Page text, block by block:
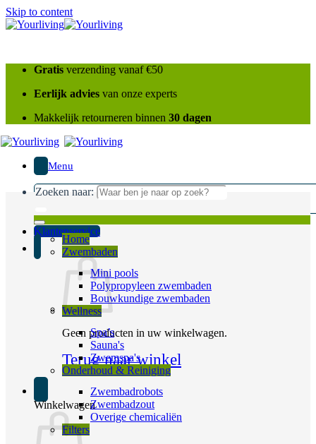
Skip to content
Gratis verzending vanaf €50
Eerlijk advies van onze experts
Makkelijk retourneren binnen 30 dagen
Menu
Zoeken naar:
Klantenservice
Geen producten in uw winkelwagen.
Terug naar winkel
Winkelwagen
Home
Zwembaden
Mini pools
Polypropyleen zwembaden
Bouwkundige zwembaden
Wellness
Spa’s
Sauna's
Zwemspa's
Onderhoud & Reiniging
Zwembadrobots
Zwembadzout
Overige chemicaliën
Filters